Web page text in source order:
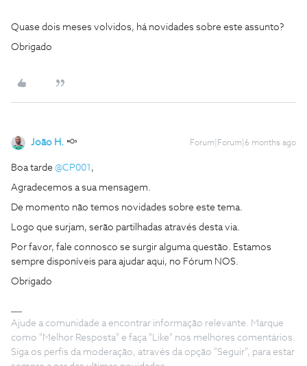
Quase dois meses volvidos, há novidades sobre este assunto?
Obrigado
João H. Forum|Forum|6 months ago
Boa tarde ​ @CP001 ,
Agradecemos a sua mensagem.
De momento não temos novidades sobre este tema.
Logo que surjam, serão partilhadas através desta via.
Por favor, fale connosco se surgir alguma questão. Estamos
sempre disponíveis para ajudar aqui, no Fórum NOS.
Obrigado
Ajude a comunidade a encontrar informação relevante. Marque
como "Melhor Resposta" e faça "Like" nos melhores comentários.
Siga os perfis da moderação, através da opção "Seguir", para estar